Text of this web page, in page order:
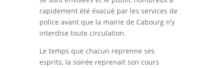
rapidement été évacué par les services de
police avant que la mairie de Cabourg n’y
interdise toute circulation.
Le temps que chacun reprenne ses
esprits, la soirée reprenait son cours